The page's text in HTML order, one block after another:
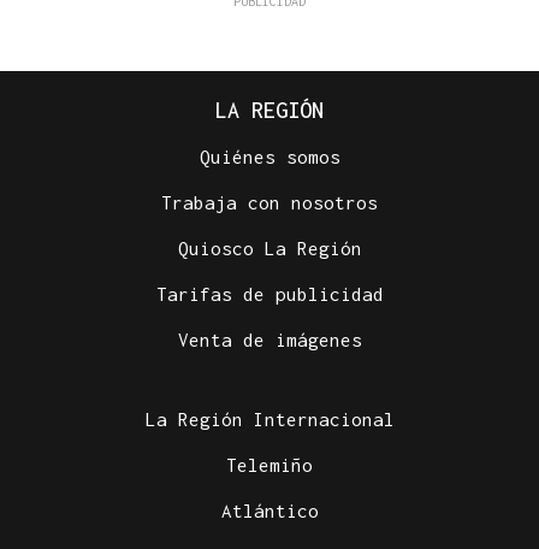
LA REGIÓN
Quiénes somos
Trabaja con nosotros
Quiosco La Región
Tarifas de publicidad
Venta de imágenes
La Región Internacional
Telemiño
Atlántico